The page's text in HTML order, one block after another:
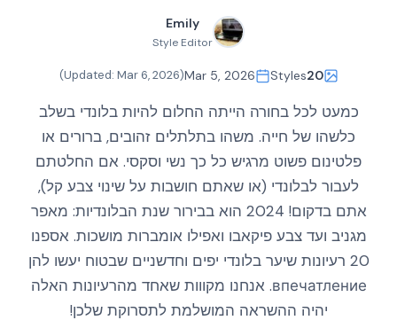
Emily
Style Editor
20
Styles
Mar 5, 2026
(Updated:
Mar 6, 2026
)
כמעט לכל בחורה הייתה החלום להיות בלונדי בשלב
כלשהו של חייה. משהו בתלתלים זהובים, ברורים או
פלטינום פשוט מרגיש כל כך נשי וסקסי. אם החלטתם
לעבור לבלונדי (או שאתם חושבות על שינוי צבע קל),
אתם בדקום! 2024 הוא בבירור שנת הבלונדיות: מאפר
מגניב ועד צבע פיקאבו ואפילו אומברות מושכות. אספנו
20 רעיונות שיער בלונדי יפים וחדשניים שבטוח יעשו להן
впечатление. אנחנו מקווות שאחד מהרעיונות האלה
יהיה ההשראה המושלמת לתסרוקת שלכן!